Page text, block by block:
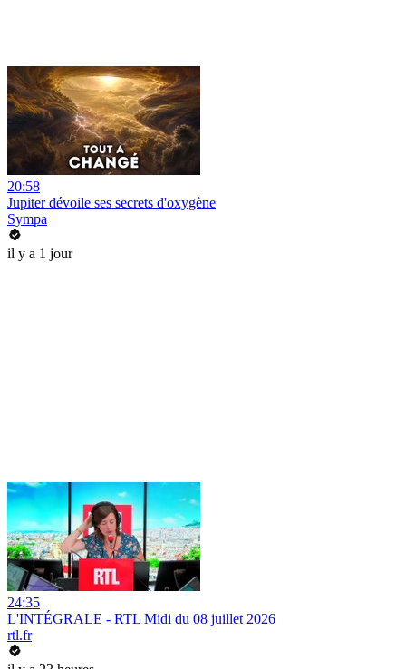
20:58
Jupiter dévoile ses secrets d'oxygène
Sympa
il y a 1 jour
24:35
L'INTÉGRALE - RTL Midi du 08 juillet 2026
rtl.fr